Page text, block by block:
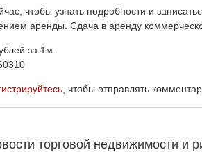
чтобы узнать подробности и
аренды. Сдача в аренду
за 1м.
, чтобы отправлять
торговой недвижимости и